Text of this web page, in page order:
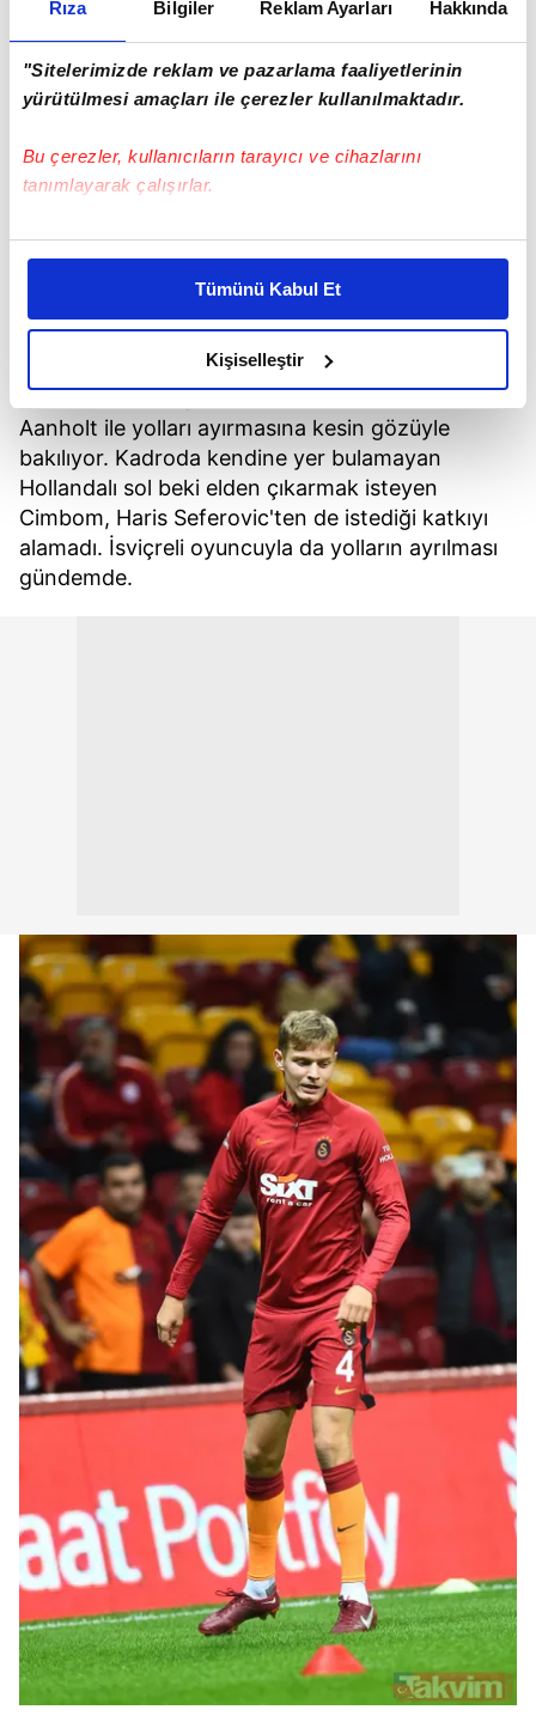
Rıza Bilgiler Reklam Ayarları Hakkında
"Sitelerimizde reklam ve pazarlama faaliyetlerinin
yürütülmesi amaçları ile çerezler kullanılmaktadır.
Bu çerezler, kullanıcıların tarayıcı ve cihazlarını
tanımlayarak çalışırlar.
Bu çerezlere izin vermeniz halinde sizlere özel
daha iyi reklam deneyimi yaşatabiliriz. Bunu yaparken
amacımızın size daha iyi bir reklam deneyimi sunmak
olduğunu ve sizlere en iyi içerikleri sunabilmek adına
elimizden gelen çabayı gösterdiğimizi ve bu noktada,
reklamların maliyetlerimizi karşılamak noktasında tek gelir
kalemimiz olduğunu sizlere hatırlatmak isteriz.
Her halükârda, kullanıcılar, bu çerezlere izin vermedikleri
takdirde, kullanıcılara hedefli reklamlar
gösterilmeyecektir."
vasıtasıyla belirleyebilirsiniz. Çerezlere ilişkin detaylı bilgi
için Ayarlar butonuna tıklayabilir,
Çerez Bilgilendirme
Metnimiziziyaret edebilirsiniz.
6698 sayılı Kişisel Verilerin Korunması Kanunu uyarınca
hazırlanmış Aydınlatma Metnimizi okumak ve sitemizde
ilgili mevzuata uygun olarak kullanılan çerezlerle ilgili bilgi
almak için lütfentıklayınız.
Tümünü Kabul Et
Kişiselleştir
Sarı-kırmızılıların, devre arasında Patrick Van
Aanholt ile yolları ayırmasına kesin gözüyle
bakılıyor. Kadroda kendine yer bulamayan
Hollandalı sol beki elden çıkarmak isteyen
Cimbom, Haris Seferovic'ten de istediği katkıyı
alamadı. İsviçreli oyuncuyla da yolların ayrılması
gündemde.